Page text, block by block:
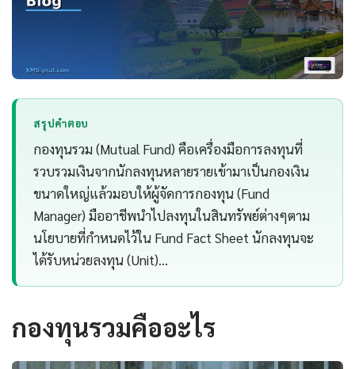
สรุปคำตอบ
กองทุนรวม (Mutual Fund) คือเครื่องมือการลงทุนที่
รวบรวมเงินจากนักลงทุนหลายรายเข้ามาเป็นกองเงิน
ขนาดใหญ่แล้วมอบให้ผู้จัดการกองทุน (Fund
Manager) มืออาชีพนำไปลงทุนในสินทรัพย์ต่างๆตาม
นโยบายที่กำหนดไว้ใน Fund Fact Sheet นักลงทุนจะ
ได้รับหน่วยลงทุน (Unit)…
กองทุนรวมคืออะไร